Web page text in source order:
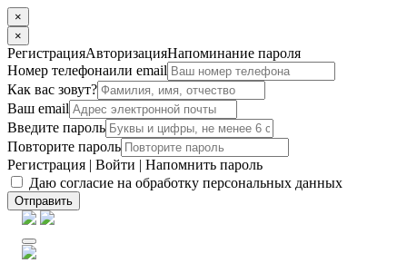
×
×
РегистрацияАвторизацияНапоминание пароля
Номер телефонаили email
Как вас зовут?
Ваш email
Введите пароль
Повторите пароль
Регистрация | Войти | Напомнить пароль
Даю согласие на обработку персональных данных
Отправить